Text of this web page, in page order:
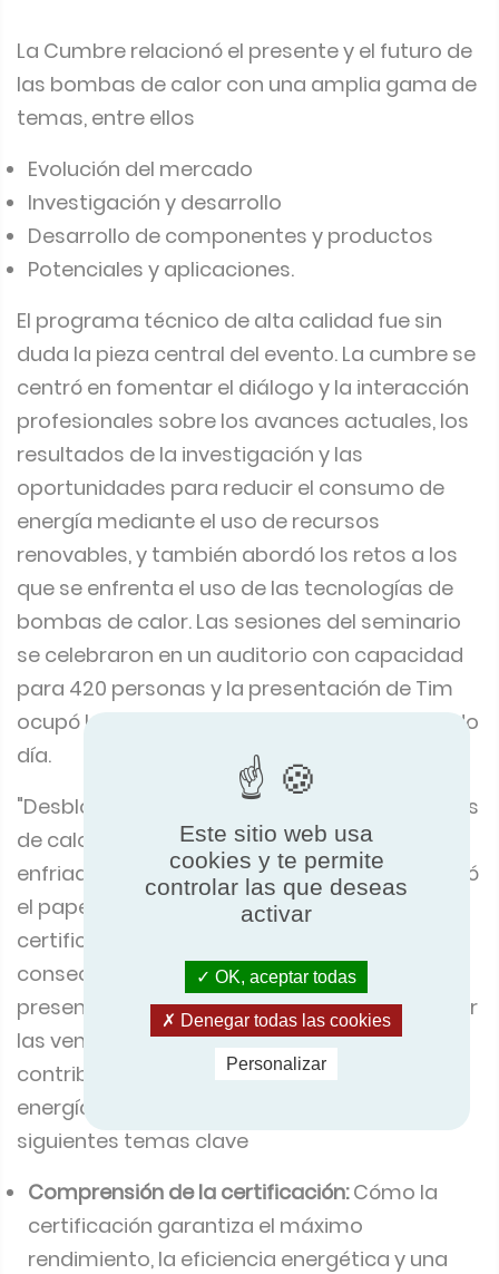
La Cumbre relacionó el presente y el futuro de
las bombas de calor con una amplia gama de
temas, entre ellos
Evolución del mercado
Investigación y desarrollo
Desarrollo de componentes y productos
Potenciales y aplicaciones.
El programa técnico de alta calidad fue sin
duda la pieza central del evento. La cumbre se
centró en fomentar el diálogo y la interacción
profesionales sobre los avances actuales, los
resultados de la investigación y las
oportunidades para reducir el consumo de
energía mediante el uso de recursos
renovables, y también abordó los retos a los
que se enfrenta el uso de las tecnologías de
bombas de calor. Las sesiones del seminario
se celebraron en un auditorio con capacidad
para 420 personas y la presentación de Tim
ocupó la última sesión de la tarde del segundo
día.
"Desbloquear la eficiencia energética: Bombas
de calor certificadas y tecnología de
enfriadoras para un futuro sostenible", mostró
el papel fundamental de las bombas de calor
certificadas y las enfriadoras en la
consecución de un futuro sostenible. La
presentación llevó a los delegados a descubrir
las ventajas de la certificación y su
contribución a la reducción del consumo de
energía y de las emisiones. Tim trató los
siguientes temas clave
Comprensión de la certificación:Cómo la
certificación garantiza el máximo
rendimiento, la eficiencia energética y una
Este sitio web usa
cookies y te permite
controlar las que deseas
activar
OK, aceptar todas
Denegar todas las cookies
Personalizar